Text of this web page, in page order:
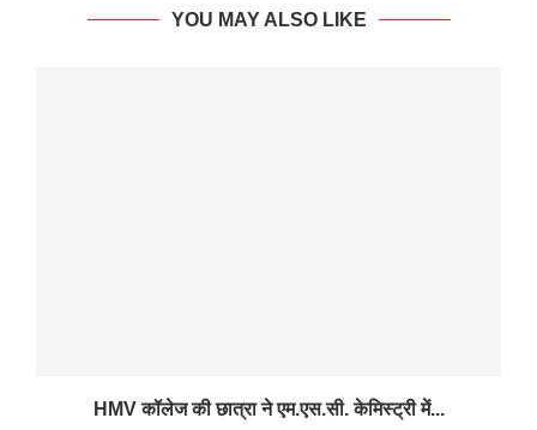
YOU MAY ALSO LIKE
HMV कॉलेज की छात्रा ने एम.एस.सी. केमिस्ट्री में...